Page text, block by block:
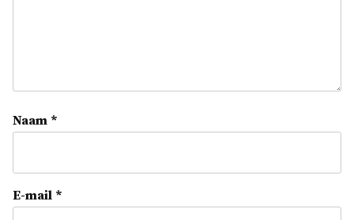
Naam *
E-mail *